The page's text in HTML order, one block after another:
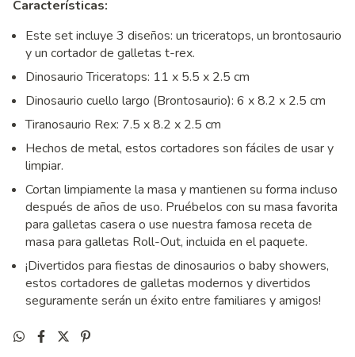
Características:
Este set incluye 3 diseños: un triceratops, un brontosaurio
y un cortador de galletas t-rex.
Dinosaurio Triceratops: 11 x 5.5 x 2.5 cm
Dinosaurio cuello largo (Brontosaurio): 6 x 8.2 x 2.5 cm
Tiranosaurio Rex: 7.5 x 8.2 x 2.5 cm
Hechos de metal, estos cortadores son fáciles de usar y
limpiar.
Cortan limpiamente la masa y mantienen su forma incluso
después de años de uso. Pruébelos con su masa favorita
para galletas casera o use nuestra famosa receta de
masa para galletas Roll-Out, incluida en el paquete.
¡Divertidos para fiestas de dinosaurios o baby showers,
estos cortadores de galletas modernos y divertidos
seguramente serán un éxito entre familiares y amigos!